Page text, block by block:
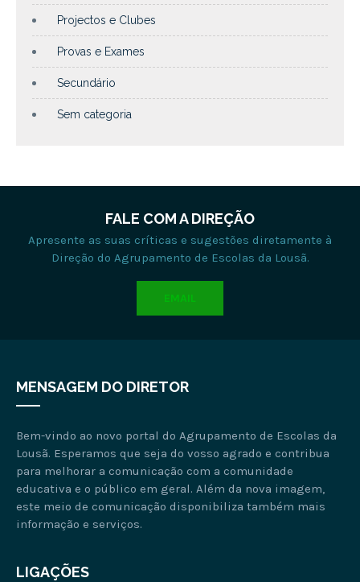
Projectos e Clubes
Provas e Exames
Secundário
Sem categoria
FALE COM A DIREÇÃO
Apresente as suas críticas e sugestões diretamente à
Direção do Agrupamento de Escolas da Lousã.
EMAIL
MENSAGEM DO DIRETOR
Bem-vindo ao novo portal do Agrupamento de Escolas da
Lousã. Esperamos que seja do vosso agrado e contribua
para melhorar a comunicação com a comunidade
educativa e o público em geral. Além da nova imagem,
este meio de comunicação disponibiliza também mais
informação e serviços.
LIGAÇÕES